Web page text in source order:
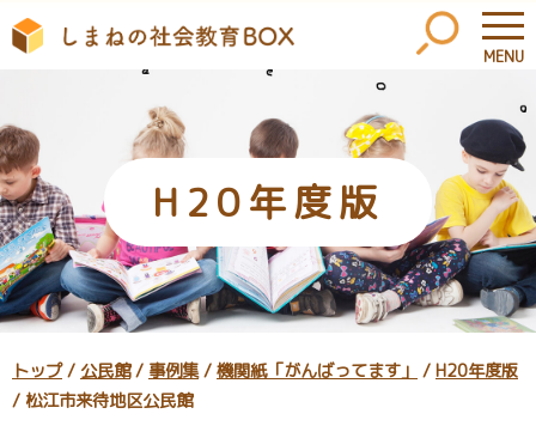
MENU
H20年度版
現
在
トップ/ 公民館/ 事例集/ 機関紙「がんばってます」 / H20年度版
/ 松江市来待地区公民館